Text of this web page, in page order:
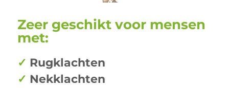
Zeer geschikt voor mensen
met:
✓ Rugklachten
✓ Nekklachten